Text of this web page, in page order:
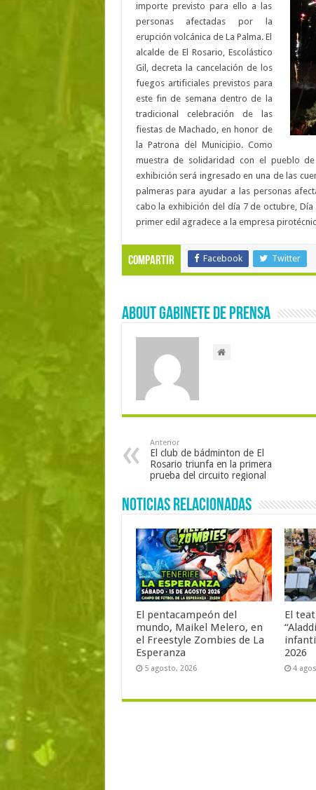
importe previsto para ello a las
personas afectadas por la
erupción volcánica de La Palma. El
alcalde de El Rosario, Escolástico
Gil, decreta la cancelación de los
fuegos artificiales previstos para
este fin de semana dentro de la
tradicional celebración de las
fiestas de Machado, en honor de
la Patrona del Municipio. Como
muestra de solidaridad con el pueblo
exhibición será ingresado en una de las
palmeras para ayudar a las personas
cabo la exhibición del día 7 de octubre,
primer edil agradece a la empresa
Compartir Facebook Twitter
About Gabinete de Prensa
Anterior
El club de bádminton de El
Rosario triunfa en la primera
prueba del circuito regional
Noticias Relacionadas
El pentacampeón del
mundo, Maikel Melero, en
el Freestyle Zombies de La
Esperanza
5 agosto, 2026
El
2026
4